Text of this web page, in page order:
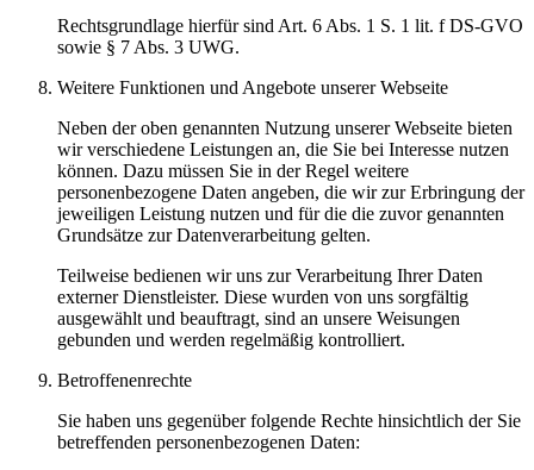
Rechtsgrundlage hierfür sind Art. 6 Abs. 1 S. 1 lit. f DS-GVO
sowie § 7 Abs. 3 UWG.
Weitere Funktionen und Angebote unserer Webseite
Neben der oben genannten Nutzung unserer Webseite bieten
wir verschiedene Leistungen an, die Sie bei Interesse nutzen
können. Dazu müssen Sie in der Regel weitere
personenbezogene Daten angeben, die wir zur Erbringung der
jeweiligen Leistung nutzen und für die die zuvor genannten
Grundsätze zur Datenverarbeitung gelten.
Teilweise bedienen wir uns zur Verarbeitung Ihrer Daten
externer Dienstleister. Diese wurden von uns sorgfältig
ausgewählt und beauftragt, sind an unsere Weisungen
gebunden und werden regelmäßig kontrolliert.
Betroffenenrechte
Sie haben uns gegenüber folgende Rechte hinsichtlich der Sie
betreffenden personenbezogenen Daten: